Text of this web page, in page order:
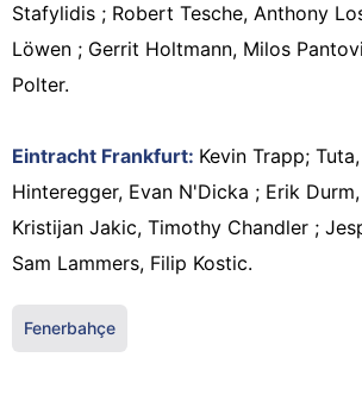
Stafylidis ; Robert Tesche, Anthony
Löwen ; Gerrit Holtmann, Milos
Polter.
Eintracht Frankfurt: Kevin Trapp;
Hinteregger, Evan N'Dicka ; Erik
Kristijan Jakic, Timothy Chandler ;
Sam Lammers, Filip Kostic.
Fenerbahçe